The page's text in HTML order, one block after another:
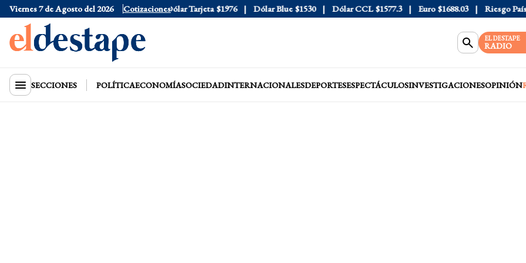
Viernes 7 de Agosto del 2026 Cotizaciones
Dólar Oficial $1520 Dólar Tarjeta $1976 Dólar Blue $1530 Dólar CCL $1577.3 Euro $1688.03 Riesgo País 408
EL DESTAPE
RADIO
SECCIONES POLÍTICAECONOMÍASOCIEDADINTERNACIONALESDEPORTESESPECTÁCULOSINVESTIGACIONESOPINIÓN